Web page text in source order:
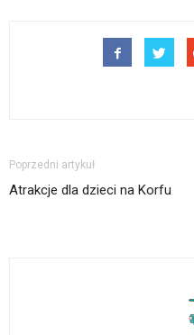
Poprzedni artykuł
Atrakcje dla dzieci na Korfu